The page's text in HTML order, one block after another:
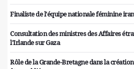
Finaliste de l'équipe nationale féminine
Consultation des ministres des Affaires
l'Irlande sur Gaza
Rôle de la Grande-Bretagne dans la